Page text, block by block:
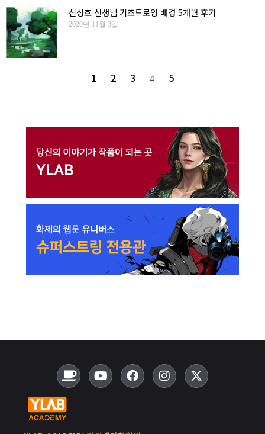
신성호 선생님 기초드로잉 배경 5개월 후기
2020년 11월 3일
1 2 3 4 5